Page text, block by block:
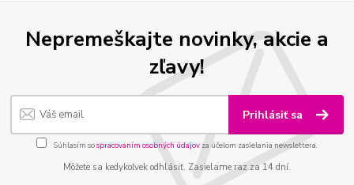
Nepremeškajte novinky, akcie a
zľavy!
Prihlásiť sa
Súhlasím sospracovaním osobných údajov za účelom zasielania newslettera.
Môžete sa kedykoľvek odhlásiť. Zasielame raz za 14 dní.